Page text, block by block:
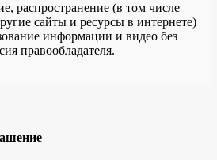
распространение (в том числе
сайты и ресурсы в интернете)
информации и видео без
правообладателя.